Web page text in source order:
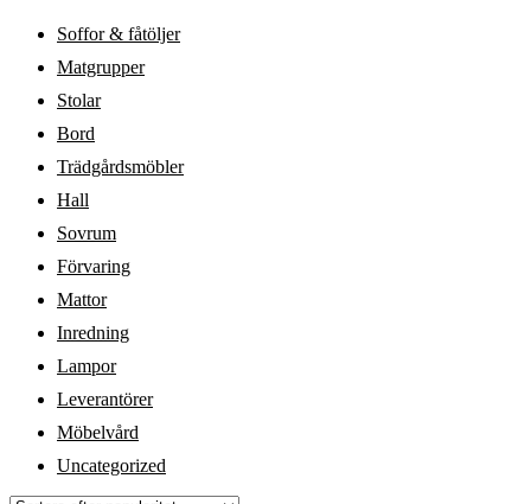
Soffor & fåtöljer
Matgrupper
Stolar
Bord
Trädgårdsmöbler
Hall
Sovrum
Förvaring
Mattor
Inredning
Lampor
Leverantörer
Möbelvård
Uncategorized